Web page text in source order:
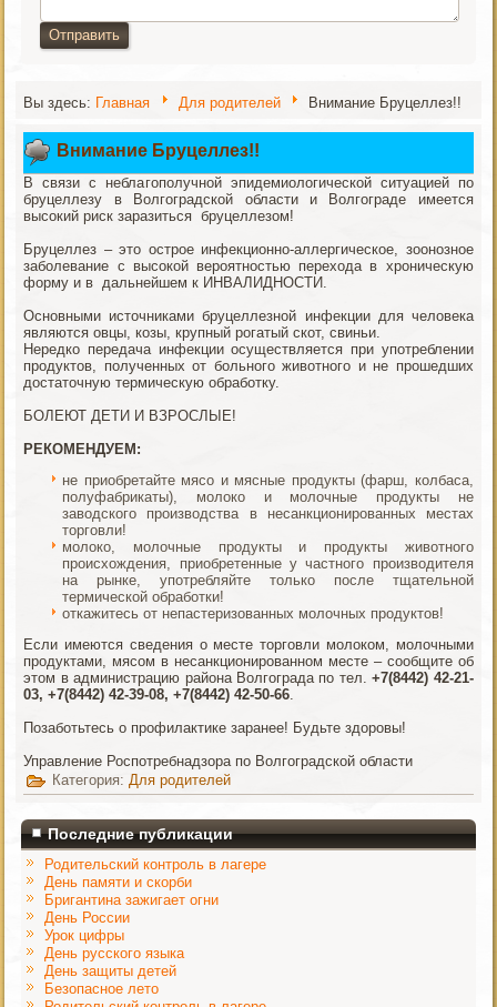
Отправить
Вы здесь: Главная Для родителей Внимание Бруцеллез!!
Внимание Бруцеллез!!
В связи с неблагополучной эпидемиологической ситуацией по
бруцеллезу в Волгоградской области и Волгограде имеется
высокий риск заразиться бруцеллезом!
Бруцеллез – это острое инфекционно-аллергическое, зоонозное
заболевание с высокой вероятностью перехода в хроническую
форму и в дальнейшем к ИНВАЛИДНОСТИ.
Основными источниками бруцеллезной инфекции для человека
являются овцы, козы, крупный рогатый скот, свиньи.
Нередко передача инфекции осуществляется при употреблении
продуктов, полученных от больного животного и не прошедших
достаточную термическую обработку.
БОЛЕЮТ ДЕТИ И ВЗРОСЛЫЕ!
РЕКОМЕНДУЕМ:
не приобретайте мясо и мясные продукты (фарш, колбаса,
полуфабрикаты), молоко и молочные продукты не
заводского производства в несанкционированных местах
торговли!
молоко, молочные продукты и продукты животного
происхождения, приобретенные у частного производителя
на рынке, употребляйте только после тщательной
термической обработки!
откажитесь от непастеризованных молочных продуктов!
Если имеются сведения о месте торговли молоком, молочными
продуктами, мясом в несанкционированном месте – сообщите об
этом в администрацию района Волгограда по тел.+7(8442) 42-21-
03,+7(8442) 42-39-08,+7(8442) 42-50-66
Позаботьтесь о профилактике заранее! Будьте здоровы!
Управление Роспотребнадзора по Волгоградской области
Категория:Для родителей
Последние публикации
Родительский контроль в лагере
День памяти и скорби
Бригантина зажигает огни
День России
Урок цифры
День русского языка
День защиты детей
Безопасное лето